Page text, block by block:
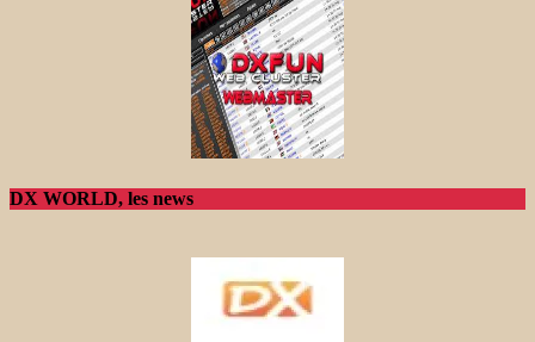
DX WORLD, les news